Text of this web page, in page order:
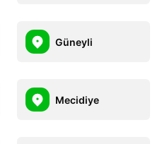
Güneyli
Mecidiye